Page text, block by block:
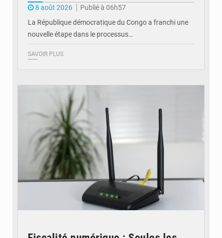
8 août 2026
Publié à 06h57
La République démocratique du Congo a franchi une
nouvelle étape dans le processus…
SAVOIR PLUS